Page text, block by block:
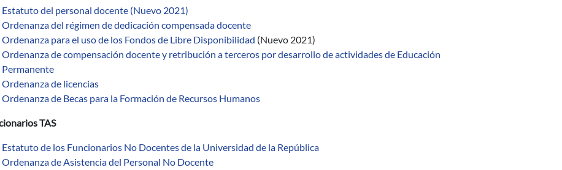
Estatuto del personal docente (Nuevo 2021)
Ordenanza del régimen de dedicación compensada docente
Ordenanza para el uso de los Fondos de Libre Disponibilidad (Nuevo 2021)
Ordenanza de compensación docente y retribución a terceros por desarrollo de actividades de Educación
Permanente
Ordenanza de licencias
Ordenanza de Becas para la Formación de Recursos Humanos
TAS
Estatuto de los Funcionarios No Docentes de la Universidad de la República
Ordenanza de Asistencia del Personal No Docente